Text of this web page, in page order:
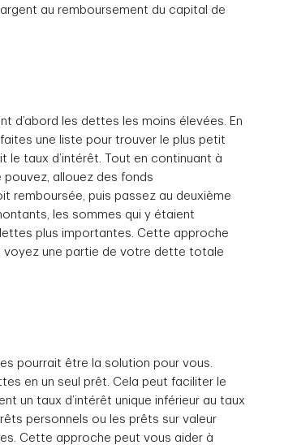
au remboursement du capital de
d’abord les dettes les moins élevées. En
une liste pour trouver le plus petit
taux d’intérêt. Tout en continuant à
allouez des fonds
remboursée, puis passez au deuxième
les sommes qui y étaient
plus importantes. Cette approche
voyez une partie de votre dette totale
pourrait être la solution pour vous.
en un seul prêt. Cela peut faciliter le
un taux d’intérêt unique inférieur au taux
personnels ou les prêts sur valeur
Cette approche peut vous aider à